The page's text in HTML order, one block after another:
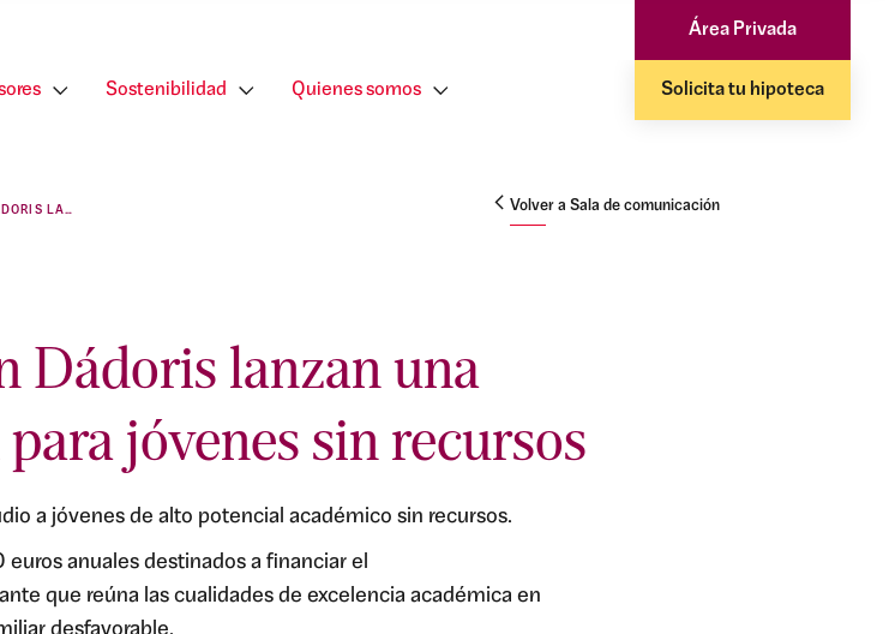
Área Privada
Sostenibilidad Quienes somos Solicita tu hipoteca
UCI Y LA FUNDACIÓN DÁDORIS LANZAN UNA BECA DE FORMACIÓN PARA JÓVENES SIN RECURSOS Volver a Sala de comunicación
Dádoris lanzan una
jóvenes sin recursos
a jóvenes de alto potencial académico sin recursos.
anuales destinados a financiar el
que reúna las cualidades de excelencia académica en